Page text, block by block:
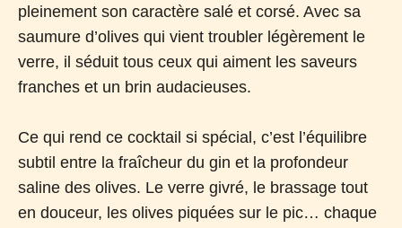
pleinement son caractère salé et corsé. Avec sa
saumure d’olives qui vient troubler légèrement le
verre, il séduit tous ceux qui aiment les saveurs
franches et un brin audacieuses.
Ce qui rend ce cocktail si spécial, c’est l’équilibre
subtil entre la fraîcheur du gin et la profondeur
saline des olives. Le verre givré, le brassage tout
en douceur, les olives piquées sur le pic… chaque